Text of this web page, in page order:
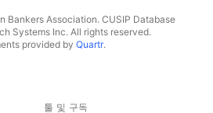
Association. CUSIP Database
Systems Inc. All rights reserved.
provided by Quartr.
툴 및 구독